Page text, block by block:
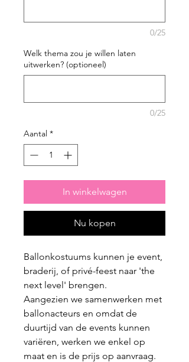
0/25
Welk thema zou je willen laten
uitwerken? (optioneel)
0/25
Aantal *
In winkelwagen
Nu kopen
Ballonkostuums kunnen je event,
braderij, of privé-feest naar 'the
next level' brengen.
Aangezien we samenwerken met
ballonacteurs en omdat de
duurtijd van de events kunnen
variëren, werken we enkel op
maat en is de prijs op aanvraag.